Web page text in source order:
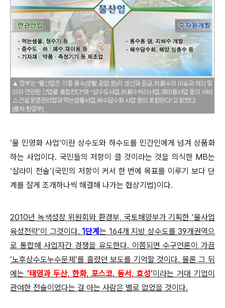
‘물 민영화 사업’이란 상수도와 하수도를 민간인에게 넘겨 상품화
하는 사업이다. 국민들의 저항이 클 것이라는 것을 의식한 MB는
‘살라미 전술’(국민의 저항이 커서 한 번에 목표를 이루기 보다 단
계를 잘게 조개하나씩 해결해 나가는 협상기법)이다.
2010년 녹색성장 위원회와 환경부, 국토해양부가 기획한 ‘물사업
육성전략’이 그것이다. 1단계 는 164개 지방 상수도를 39개권역으
로 통합해 사업자간 경쟁을 유도한다. 이쯤되면 수구언론이 가끔
‘노후상수도누수문제’를 흘렸던 보도를 기억할 것이다. 물론 그 뒤
에는 ‘태영과 두산, 한화, 포스코, 동서, 효성’이라는 거대 기업이
관여한 전술이었다는 걸 아는 사람은 별로 없었을 것이다.